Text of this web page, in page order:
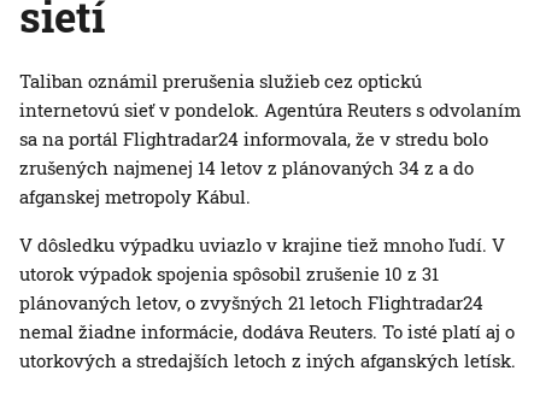
sietí
Taliban oznámil prerušenia služieb cez optickú
internetovú sieť v pondelok. Agentúra Reuters s odvolaním
sa na portál Flightradar24 informovala, že v stredu bolo
zrušených najmenej 14 letov z plánovaných 34 z a do
afganskej metropoly Kábul.
V dôsledku výpadku uviazlo v krajine tiež mnoho ľudí. V
utorok výpadok spojenia spôsobil zrušenie 10 z 31
plánovaných letov, o zvyšných 21 letoch Flightradar24
nemal žiadne informácie, dodáva Reuters. To isté platí aj o
utorkových a stredajších letoch z iných afganských letísk.